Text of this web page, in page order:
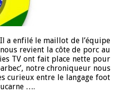
a enfilé le maillot de l’équipe
revient la côte de porc au
TV ont fait place nette pour
notre chroniqueur nous
curieux entre le langage foot
….